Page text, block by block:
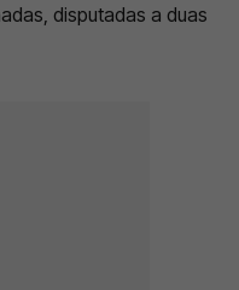
disputadas a duas